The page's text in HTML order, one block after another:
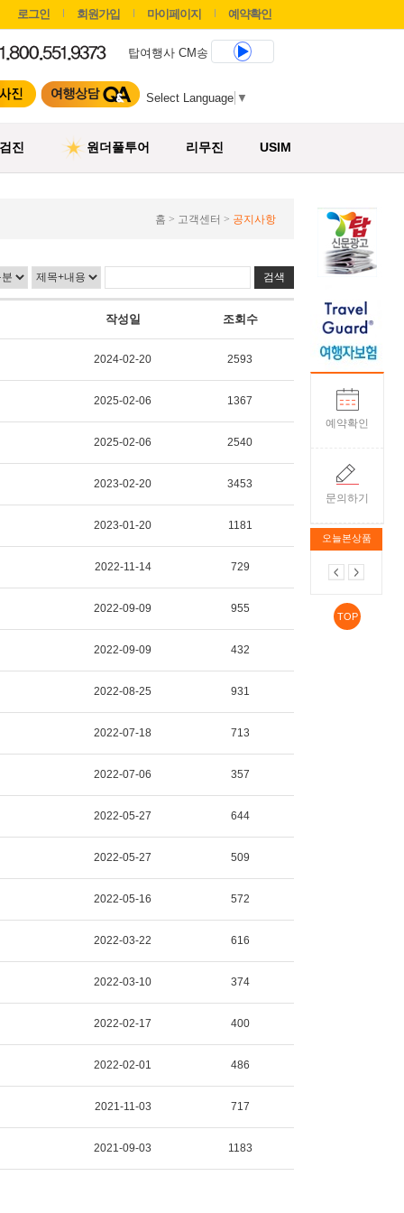
예약확인
문의하기
오늘본상품
TOP
로그인 회원가입 마이페이지 예약확인
탑여행사 CM송
Select Language ▼
진 원더풀투어 리무진 USIM
홈 > 고객센터 > 공지사항
작성일 조회수
2024-02-20 2593
2025-02-06 1367
2025-02-06 2540
2023-02-20 3453
2023-01-20 1181
2022-11-14 729
2022-09-09 955
2022-09-09 432
2022-08-25 931
2022-07-18 713
2022-07-06 357
2022-05-27 644
2022-05-27 509
2022-05-16 572
2022-03-22 616
2022-03-10 374
2022-02-17 400
2022-02-01 486
2021-11-03 717
2021-09-03 1183